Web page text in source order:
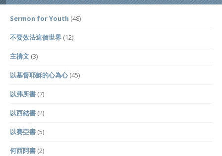
Sermon for Youth (48)
不要效法這個世界 (12)
主禱文 (3)
以基督耶穌的心為心(45)
以弗所書 (7)
以西結書 (2)
以賽亞書 (5)
何西阿書 (2)